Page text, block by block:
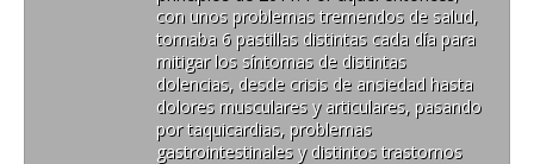
con unos problemas tremendos de salud,
tomaba 6 pastillas distintas cada día para
mitigar los síntomas de distintas
dolencias, desde crisis de ansiedad hasta
dolores musculares y articulares, pasando
por taquicardias, problemas
gastrointestinales y distintos trastornos